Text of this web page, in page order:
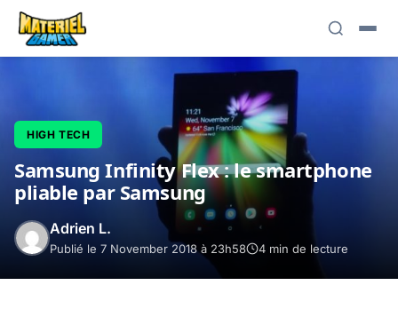
HIGH TECH
Samsung Infinity Flex : le smartphone
pliable par Samsung
Adrien L.
Publié le 7 November 2018 à 23h58 4 min de lecture